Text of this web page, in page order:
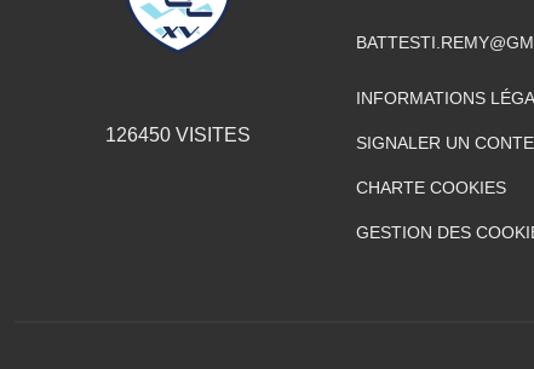
126450 VISITES
INFORMATIONS
SIGNALER UN
CHARTE COOKIES
GESTION DES